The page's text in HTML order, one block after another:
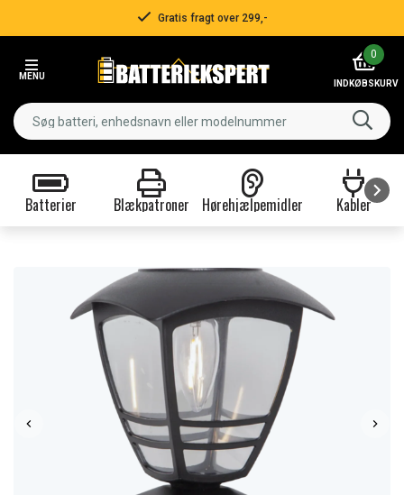
Gratis fragt over 299,-
MENU
0
INDKØBSKURV
Batterier Blækpatroner Hørehjælpemidler Kabler